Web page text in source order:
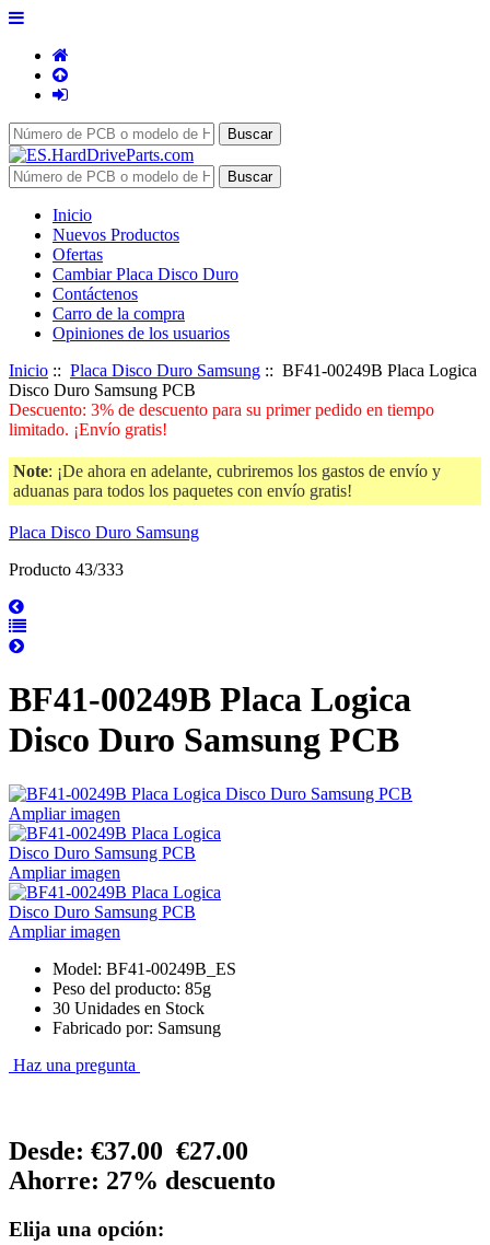
Inicio
Nuevos Productos
Ofertas
Cambiar Placa Disco Duro
Contáctenos
Carro de la compra
Opiniones de los usuarios
Inicio :: Placa Disco Duro Samsung :: BF41-00249B Placa Logica
Disco Duro Samsung PCB
Descuento: 3% de descuento para su primer pedido en tiempo
limitado. ¡Envío gratis!
Note: ¡De ahora en adelante, cubriremos los gastos de envío y
aduanas para todos los paquetes con envío gratis!
Placa Disco Duro Samsung
Producto 43/333
BF41-00249B Placa Logica
Disco Duro Samsung PCB
Ampliar imagen
Ampliar imagen
Ampliar imagen
Model: BF41-00249B_ES
Peso del producto: 85g
30 Unidades en Stock
Fabricado por: Samsung
Haz una pregunta
Desde: €37.00 €27.00
Ahorre: 27% descuento
Elija una opción: